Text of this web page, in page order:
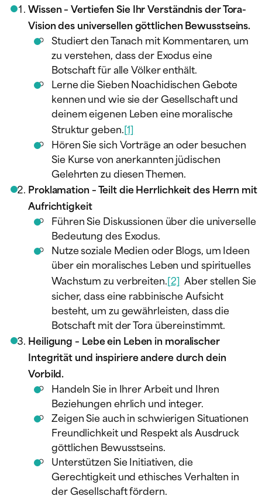
Wissen – Vertiefen Sie Ihr Verständnis der Tora-
Vision des universellen göttlichen Bewusstseins.
Studiert den Tanach mit Kommentaren, um
zu verstehen, dass der Exodus eine
Botschaft für alle Völker enthält.
Lerne die Sieben Noachidischen Gebote
kennen und wie sie der Gesellschaft und
deinem eigenen Leben eine moralische
Struktur geben.[1]
Hören Sie sich Vorträge an oder besuchen
Sie Kurse von anerkannten jüdischen
Gelehrten zu diesen Themen.
Proklamation – Teilt die Herrlichkeit des Herrn mit
Aufrichtigkeit
Führen Sie Diskussionen über die universelle
Bedeutung des Exodus.
Nutze soziale Medien oder Blogs, um Ideen
über ein moralisches Leben und spirituelles
Wachstum zu verbreiten.[2] Aber stellen Sie
sicher, dass eine rabbinische Aufsicht
besteht, um zu gewährleisten, dass die
Botschaft mit der Tora übereinstimmt.
Heiligung – Lebe ein Leben in moralischer
Integrität und inspiriere andere durch dein
Vorbild.
Handeln Sie in Ihrer Arbeit und Ihren
Beziehungen ehrlich und integer.
Zeigen Sie auch in schwierigen Situationen
Freundlichkeit und Respekt als Ausdruck
göttlichen Bewusstseins.
Unterstützen Sie Initiativen, die
Gerechtigkeit und ethisches Verhalten in
der Gesellschaft fördern.